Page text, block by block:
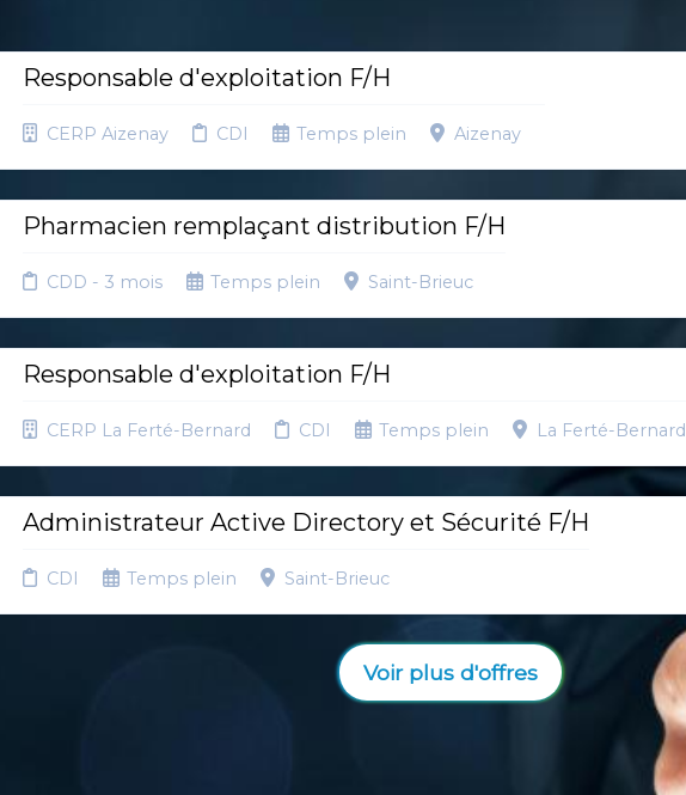
Responsable d'exploitation F/H
CERP Aizenay CDI Temps plein Aizenay
Pharmacien remplaçant distribution F/H
CDD - 3 mois Temps plein Saint-Brieuc
Responsable d'exploitation F/H
CERP La Ferté-Bernard CDI Temps plein La Ferté-Bernard
Administrateur Active Directory et Sécurité F/H
CDI Temps plein Saint-Brieuc
Voir plus d'offres